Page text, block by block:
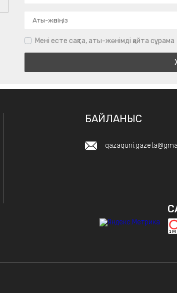
Мені есте сақта, аты-жөнімді қайта сұрама
БАЙЛАНЫС